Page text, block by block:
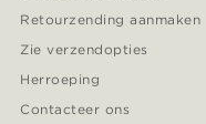
Retourzending aanmaken
Zie verzendopties
Herroeping
Contacteer ons